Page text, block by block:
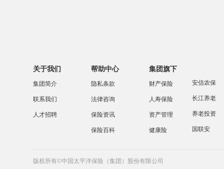
关于我们
集团简介
联系我们
人才招聘
帮助中心
隐私条款
法律咨询
保险资讯
保险百科
集团旗下
财产保险
人寿保险
资产管理
健康险
安信农保
长江养老
养老投资
国联安
版权所有©中国太平洋保险（集团）股份有限公司